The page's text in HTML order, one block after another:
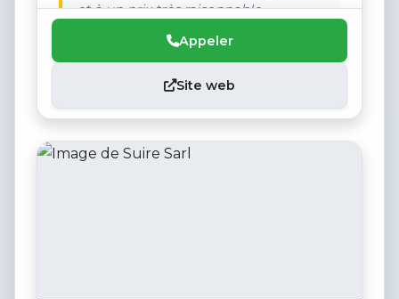
et à un prix très raisonnable.
Appeler
Site web